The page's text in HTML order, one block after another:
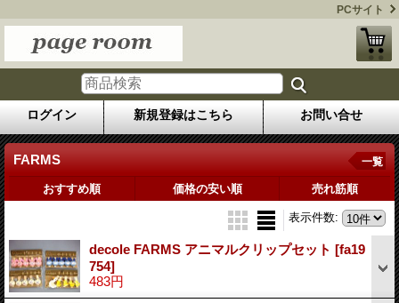
PCサイト
ログイン 新規登録はこちら お問い合せ
FARMS 一覧
おすすめ順 価格の安い順 売れ筋順
表示件数:
decole FARMS アニマルクリップセット [fa19
754]
483円